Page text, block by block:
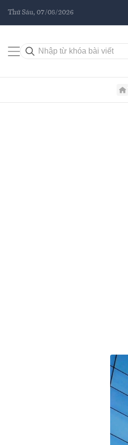
Thứ Sáu, 07/08/2026